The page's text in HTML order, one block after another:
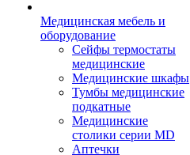
Медицинская мебель и
оборудование
Сейфы термостаты
медицинские
Медицинские шкафы
Тумбы медицинские
подкатные
Медицинские
столики серии MD
Аптечки